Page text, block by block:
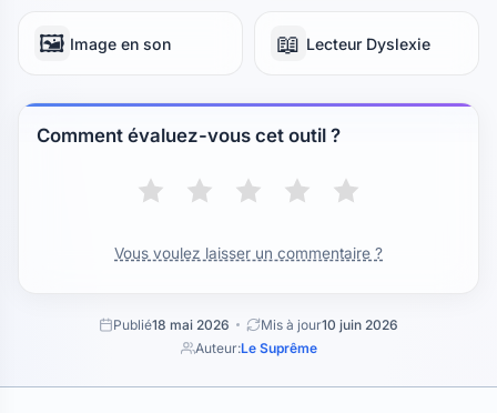
🖼️ Image en son 📖 Lecteur Dyslexie
Comment évaluez-vous cet outil ?
Vous voulez laisser un commentaire ?
Publié18 mai 2026 Mis à jour10 juin 2026
Auteur:Le Suprême